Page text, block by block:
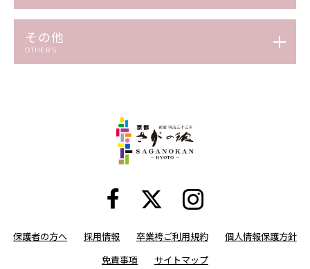
その他
OTHER’S
保護者の方へ 採用情報 卒業袴ご利用規約
個人情報保護方針
免責事項
サイトマップ